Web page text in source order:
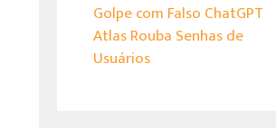
Golpe com Falso ChatGPT
Atlas Rouba Senhas de
Usuários